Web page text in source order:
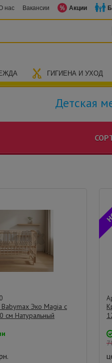
нас Вакансии Акции
ГИГИЕНА И УХОД
Детская
Babymax Эко Magia с
см Натуральный